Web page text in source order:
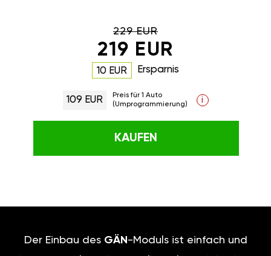
229 EUR
219 EUR
10 EUR Ersparnis
109 EUR
Preis für 1 Auto
(Umprogrammierung)
i
KAUFEN
Der Einbau des GÄN -Moduls ist einfach und